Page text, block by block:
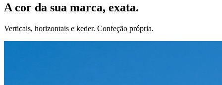
A cor da sua marca, exata.
Verticais, horizontais e keder. Confeção própria.